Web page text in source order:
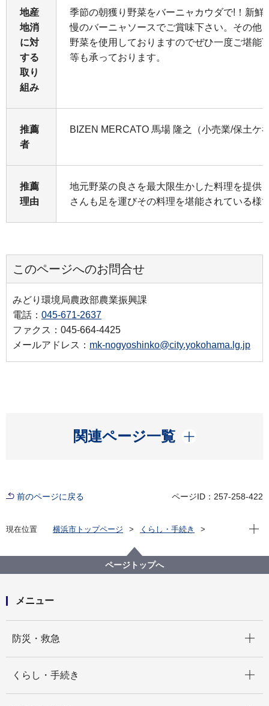
地産
地消
に対
する
取り
組み
季節の朝獲り野菜をバーニャカウダで!！新鮮
慢のバーニャソースでご賞味下さい。その他
野菜を使用しておりますのでぜひ一度ご堪能
等も承っております。
推薦
者
BIZEN MERCATO 馬場 隆之（小売業/保土ケ
推薦
理由
地元野菜の良さを最大限生かした料理を提供
さんも足を運びその料理を堪能されている様
このページへのお問合せ
みどり環境局農政部農業振興課
電話： 045-671-2637
ファクス：045-664-4425
メールアドレス： mk-nogyoshinko@city.yokohama.lg.jp
関連ページ一覧
開く
前のページに戻る ページID：257-258-422
現在位置 横浜市トップページ
くらし・手続き
地産地消の取組「買う・味わう」
よこはまの農畜産物を味わう(よこはま地産地消サポー
ト店等)
現在
ページトップへ
メニュー
防災・救急
くらし・手続き